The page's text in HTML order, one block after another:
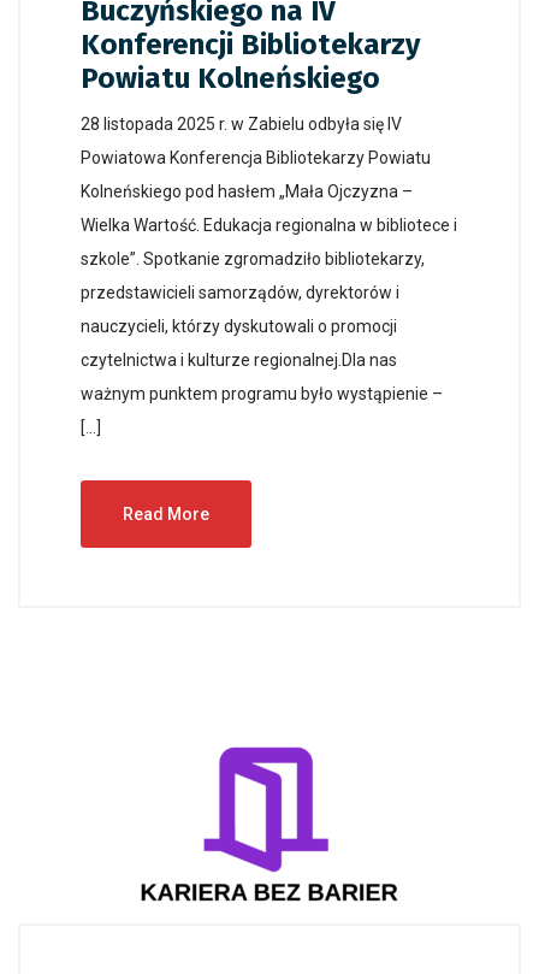
Buczyńskiego na IV
Konferencji Bibliotekarzy
Powiatu Kolneńskiego
28 listopada 2025 r. w Zabielu odbyła się IV
Powiatowa Konferencja Bibliotekarzy Powiatu
Kolneńskiego pod hasłem „Mała Ojczyzna –
Wielka Wartość. Edukacja regionalna w bibliotece i
szkole”. Spotkanie zgromadziło bibliotekarzy,
przedstawicieli samorządów, dyrektorów i
nauczycieli, którzy dyskutowali o promocji
czytelnictwa i kulturze regionalnej.Dla nas
ważnym punktem programu było wystąpienie –
[…]
Read More